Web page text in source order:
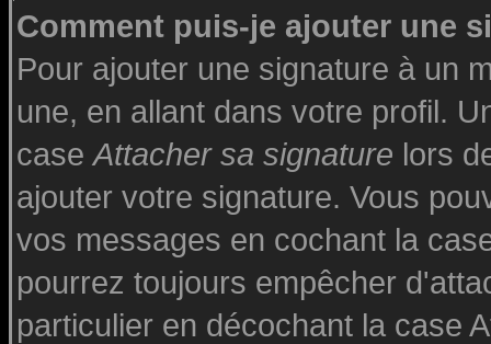
Comment puis-je ajouter une
Pour ajouter une signature à un
une, en allant dans votre profil.
caseAttacher sa signature lors
ajouter votre signature. Vous
vos messages en cochant la
pourrez toujours empêcher
particulier en décochant la case